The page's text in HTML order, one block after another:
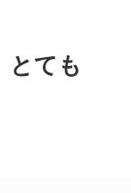
情報ても